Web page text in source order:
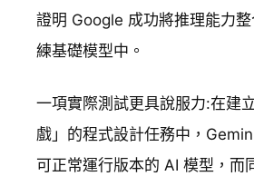
證明 Google 成功將推理能力整
練基礎模型中。
一項實際測試更具說服力:在建
戲」的程式設計任務中，
可正常運行版本的 AI 模型，而